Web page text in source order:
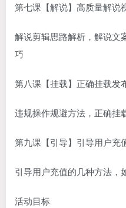
第七课【解说】高质量解说
解说剪辑思路解析，解说文
巧
第八课【挂载】正确挂载发
违规操作规避方法，正确挂
第九课【引导】引导用户充
引导用户充值的几种方法，
活动目标